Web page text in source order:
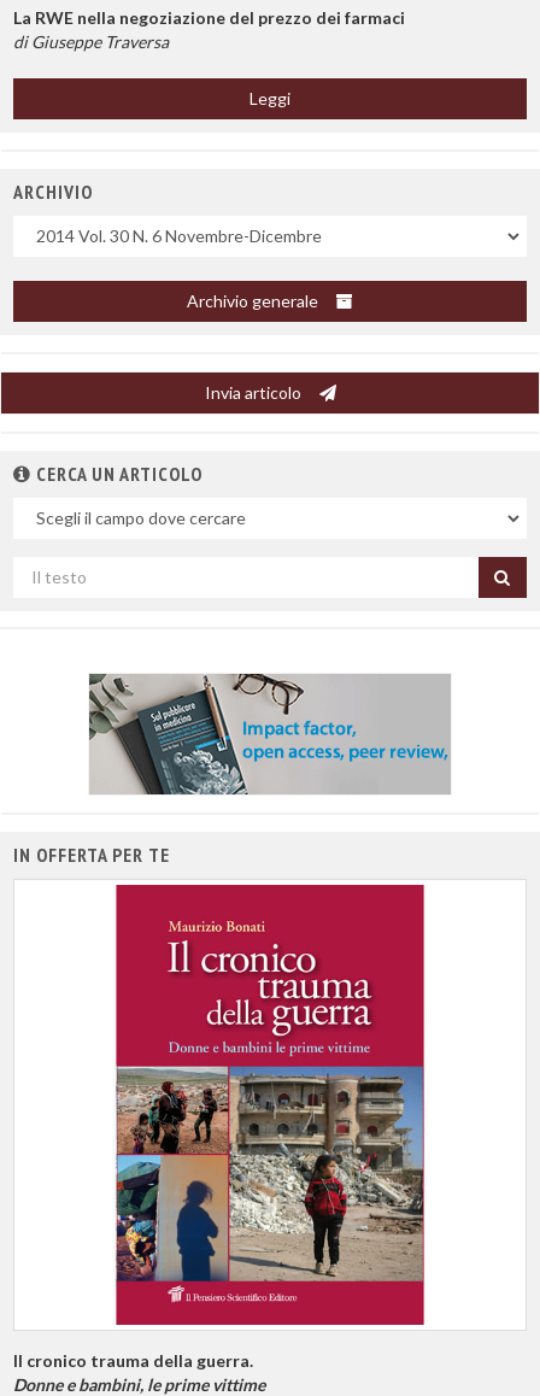
La RWE nella negoziazione del prezzo dei farmaci
di Giuseppe Traversa
Leggi
ARCHIVIO
Uscite
Archivio generale
Invia articolo
CERCA UN ARTICOLO
Nel
Cerca
IN OFFERTA PER TE
Il cronico trauma della guerra.
Donne e bambini, le prime vittime